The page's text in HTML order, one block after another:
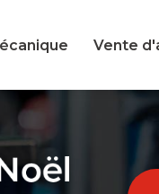
Vente